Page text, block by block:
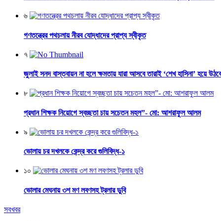
৬
গণতন্ত্রের পথচলায় নীরব যোদ্ধাদের প্রাপ্য স্বীকৃত
৭
জুলাই সনদ বাস্তবায়ন না হলে ক্ষমতায় যারা আসবে তারাই ‘শেখ হাসিনা’ হয়ে
৮
প্রধান শিক্ষক নিয়োগে স্বচ্ছতা চায় সচেতন মহল”- মো: আশরাফুল আলম
৯
ভোলায় চর দখলকে কেন্দ্র করে গুলিবিদ্ধ-১
১০
ভোলার মেঘনায় ৩শ মণ লবণসহ ট্রলার ডুবি
সবখবর